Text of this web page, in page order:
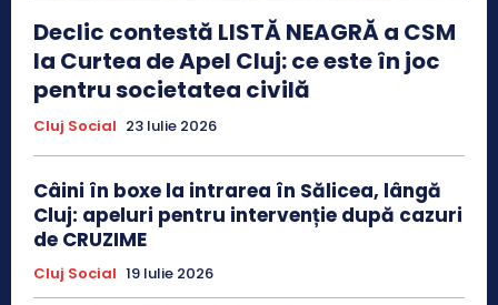
Declic contestă LISTĂ NEAGRĂ a CSM
la Curtea de Apel Cluj: ce este în joc
pentru societatea civilă
Cluj Social 23 Iulie 2026
Câini în boxe la intrarea în Sălicea, lângă
Cluj: apeluri pentru intervenție după cazuri
de CRUZIME
Cluj Social 19 Iulie 2026